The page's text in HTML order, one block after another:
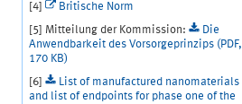
[4]
Britische Norm
[5] Mitteilung der Kommission:
Die
Anwendbarkeit des Vorsorgeprinzips (PDF,
170 KB)
[6]
List of manufactured nanomaterials
and list of endpoints for phase one of the